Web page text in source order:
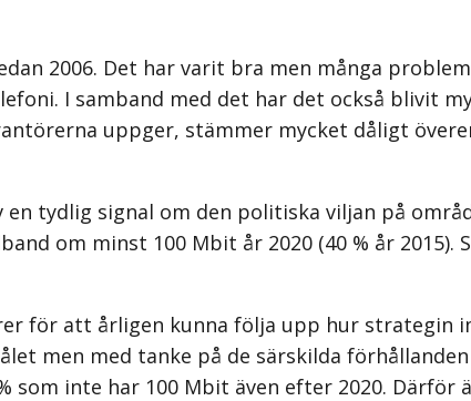
2006. Det har varit bra men många
I samband med det har det också blivit
uppger, stämmer mycket dåligt
tydlig signal om den politiska viljan på
om minst 100 Mbit år 2020 (40 % år 2015).
för att årligen kunna följa upp hur strategin
men med tanke på de särskilda
inte har 100 Mbit även efter 2020. Därför